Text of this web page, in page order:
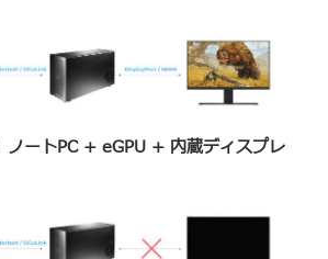
ノートPC + eGPU + 内蔵ディスプレ